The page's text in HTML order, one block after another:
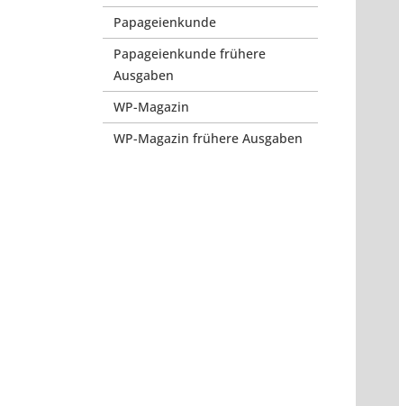
Papageienkunde
Papageienkunde frühere
Ausgaben
WP-Magazin
WP-Magazin frühere Ausgaben